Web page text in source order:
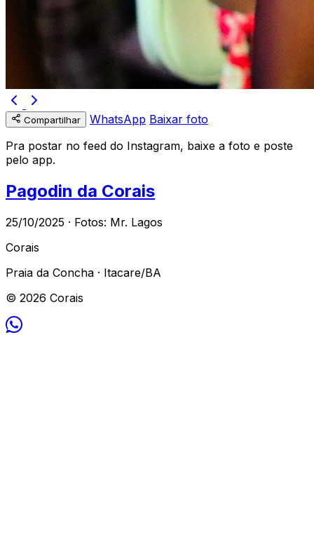
Compartilhar WhatsApp Baixar foto
Pra postar no feed do Instagram, baixe a foto e poste
pelo app.
Pagodin da Corais
25/10/2025 · Fotos: Mr. Lagos
Corais
Praia da Concha · Itacare/BA
© 2026 Corais